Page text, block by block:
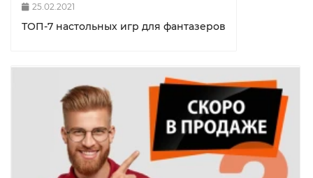
25.02.2021
ТОП-7 настольных игр для фантазеров